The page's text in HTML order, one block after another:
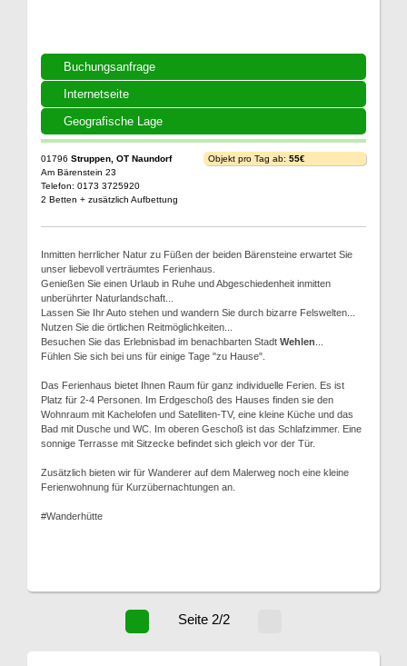
Buchungsanfrage
Internetseite
Geografische Lage
01796 Struppen, OT Naundorf
Am Bärenstein 23
Telefon: 0173 3725920
2 Betten + zusätzlich Aufbettung
Objekt pro Tag ab: 55€
Inmitten herrlicher Natur zu Füßen der beiden Bärensteine erwartet Sie
unser liebevoll verträumtes Ferienhaus.
Genießen Sie einen Urlaub in Ruhe und Abgeschiedenheit inmitten
unberührter Naturlandschaft...
Lassen Sie Ihr Auto stehen und wandern Sie durch bizarre Felswelten...
Nutzen Sie die örtlichen Reitmöglichkeiten...
Besuchen Sie das Erlebnisbad im benachbarten Stadt Wehlen
Fühlen Sie sich bei uns für einige Tage "zu Hause".
Das Ferienhaus bietet Ihnen Raum für ganz individuelle Ferien. Es ist
Platz für 2-4 Personen. Im Erdgeschoß des Hauses finden sie den
Wohnraum mit Kachelofen und Satelliten-TV, eine kleine Küche und das
Bad mit Dusche und WC. Im oberen Geschoß ist das Schlafzimmer. Eine
sonnige Terrasse mit Sitzecke befindet sich gleich vor der Tür.
Zusätzlich bieten wir für Wanderer auf dem Malerweg noch eine kleine
Ferienwohnung für Kurzübernachtungen an.
#Wanderhütte
Seite 2/2